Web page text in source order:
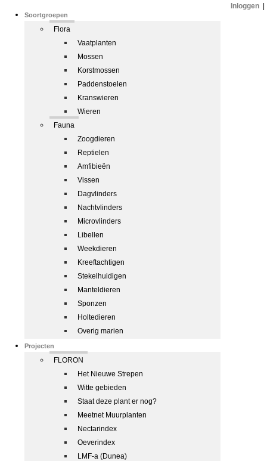
Soortgroepen
Flora
Vaatplanten
Mossen
Korstmossen
Paddenstoelen
Kranswieren
Wieren
Fauna
Zoogdieren
Reptielen
Amfibieën
Vissen
Dagvlinders
Nachtvlinders
Microvlinders
Libellen
Weekdieren
Kreeftachtigen
Stekelhuidigen
Manteldieren
Sponzen
Holtedieren
Overig marien
Projecten
FLORON
Het Nieuwe Strepen
Witte gebieden
Staat deze plant er nog?
Meetnet Muurplanten
Nectarindex
Oeverindex
LMF-a (Dunea)
Inloggen